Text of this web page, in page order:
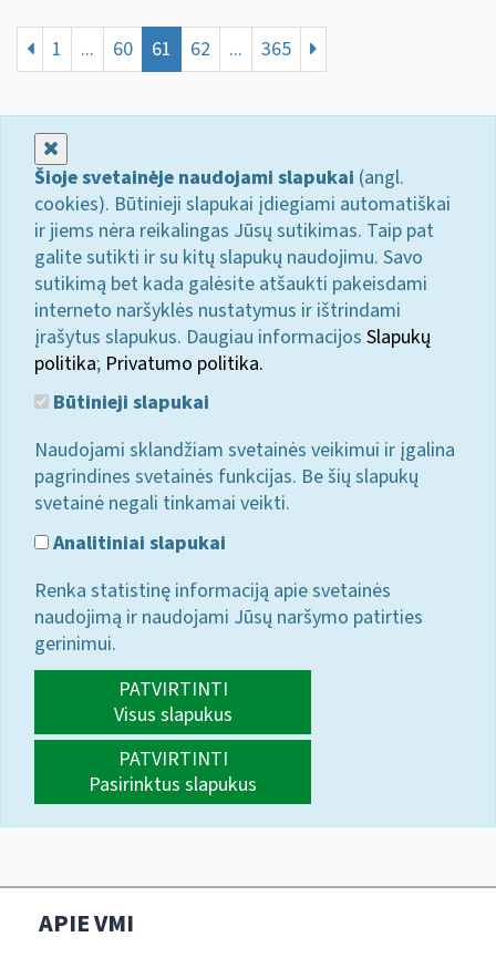
1 ... 60 61 62 ... 365
Šioje svetainėje naudojami slapukai (angl.
cookies). Būtinieji slapukai įdiegiami automatiškai
ir jiems nėra reikalingas Jūsų sutikimas. Taip pat
galite sutikti ir su kitų slapukų naudojimu. Savo
sutikimą bet kada galėsite atšaukti pakeisdami
interneto naršyklės nustatymus ir ištrindami
įrašytus slapukus. Daugiau informacijos Slapukų
politika; Privatumo politika.
Būtinieji slapukai
Naudojami sklandžiam svetainės veikimui ir įgalina
pagrindines svetainės funkcijas. Be šių slapukų
svetainė negali tinkamai veikti.
Analitiniai slapukai
Renka statistinę informaciją apie svetainės
naudojimą ir naudojami Jūsų naršymo patirties
gerinimui.
PATVIRTINTI
Visus slapukus
PATVIRTINTI
Pasirinktus slapukus
APIE VMI